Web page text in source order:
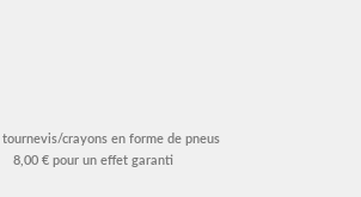
tournevis/crayons en forme de pneus
8,00 € pour un effet garanti